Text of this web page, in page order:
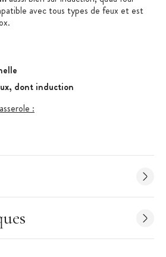
avec tous types de feux et est
dont induction
:
3 couches (inox, aluminium, inox)
électrique, vitrocéramique,